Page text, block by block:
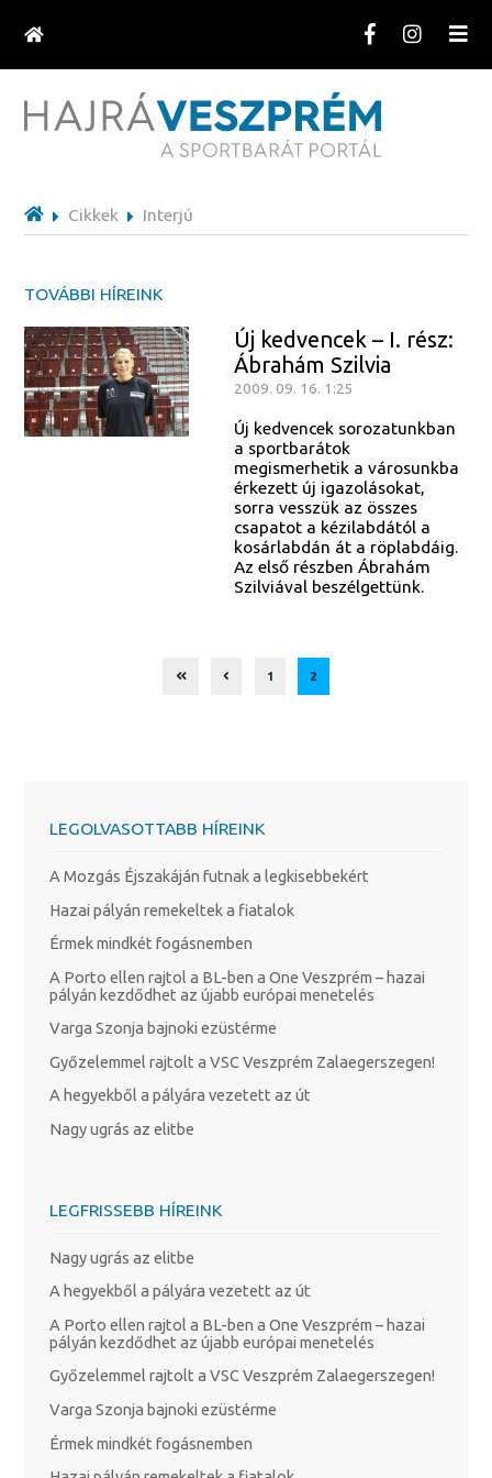
Cikkek Interjú
TOVÁBBI HÍREINK
Új kedvencek – I. rész:
Ábrahám Szilvia
2009. 09. 16. 1:25
Új kedvencek sorozatunkban
a sportbarátok
megismerhetik a városunkba
érkezett új igazolásokat,
sorra vesszük az összes
csapatot a kézilabdától a
kosárlabdán át a röplabdáig.
Az első részben Ábrahám
Szilviával beszélgettünk.
1 2
LEGOLVASOTTABB HÍREINK
A Mozgás Éjszakáján futnak a legkisebbekért
Hazai pályán remekeltek a fiatalok
Érmek mindkét fogásnemben
A Porto ellen rajtol a BL-ben a One Veszprém – hazai
pályán kezdődhet az újabb európai menetelés
Varga Szonja bajnoki ezüstérme
Győzelemmel rajtolt a VSC Veszprém Zalaegerszegen!
A hegyekből a pályára vezetett az út
Nagy ugrás az elitbe
LEGFRISSEBB HÍREINK
Nagy ugrás az elitbe
A hegyekből a pályára vezetett az út
A Porto ellen rajtol a BL-ben a One Veszprém – hazai
pályán kezdődhet az újabb európai menetelés
Győzelemmel rajtolt a VSC Veszprém Zalaegerszegen!
Varga Szonja bajnoki ezüstérme
Érmek mindkét fogásnemben